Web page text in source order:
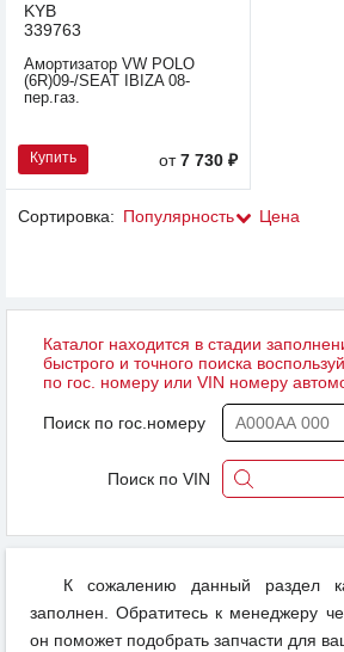
KYB
339763
Амортизатор VW POLO
(6R)09-/SEAT IBIZA 08-
пер.газ.
Купить от7 730 ₽
Сортировка: Популярность Цена
Каталог находится в стадии
быстрого и точного поиска
по гос. номеру или VIN номеру
Поиск по гос.номеру
Поиск по VIN
К сожалению данный раздел
заполнен. Обратитесь к менеджеру
он поможет подобрать запчасти для